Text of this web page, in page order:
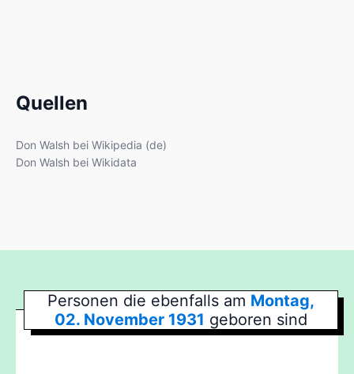
Quellen
Don Walsh bei Wikipedia (de)
Don Walsh bei Wikidata
Personen die ebenfalls am Montag,
02. November 1931 geboren sind